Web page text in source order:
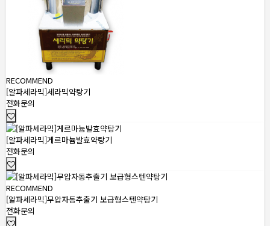
RECOMMEND
[알파세라믹]세라믹약탕기
전화문의
[알파세라믹]게르마늄발효약탕기
전화문의
RECOMMEND
[알파세라믹]무압자동추출기 보급형스텐약탕기
전화문의